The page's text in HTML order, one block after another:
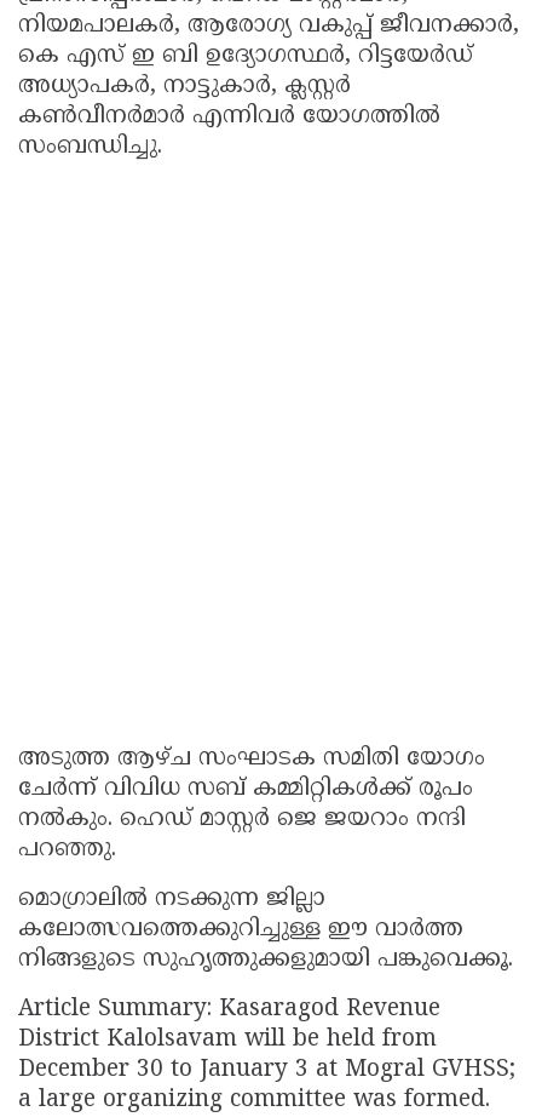
നിയമപാലകർ, ആരോഗ്യ വകുപ്പ് ജീവനക്കാർ,
കെ എസ് ഇ ബി ഉദ്യോഗസ്ഥർ, റിട്ടയേർഡ്
അധ്യാപകർ, നാട്ടുകാർ, ക്ലസ്റ്റർ
കൺവീനർമാർ എന്നിവർ യോഗത്തിൽ
സംബന്ധിച്ചു.
അടുത്ത ആഴ്ച സംഘാടക സമിതി യോഗം
ചേർന്ന് വിവിധ സബ് കമ്മിറ്റികൾക്ക് രൂപം
നൽകും. ഹെഡ് മാസ്റ്റർ ജെ ജയറാം നന്ദി
പറഞ്ഞു.
മൊഗ്രാലിൽ നടക്കുന്ന ജില്ലാ
കലോത്സവത്തെക്കുറിച്ചുള്ള ഈ വാർത്ത
നിങ്ങളുടെ സുഹൃത്തുക്കളുമായി പങ്കുവെക്കൂ.
Article Summary: Kasaragod Revenue
District Kalolsavam will be held from
December 30 to January 3 at Mogral GVHSS;
a large organizing committee was formed.